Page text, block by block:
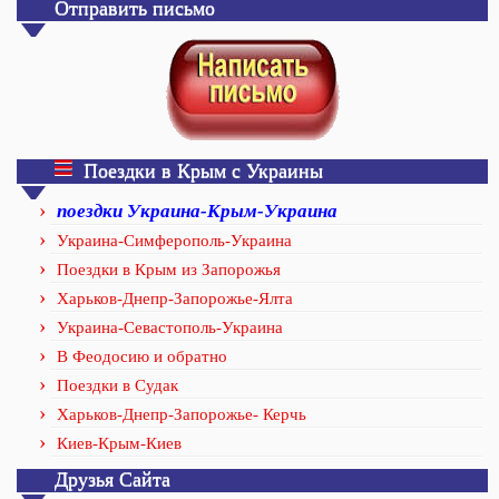
Отправить письмо
Поездки в Крым с Украины
поездки Украина-Крым-Украина
Украина-Симферополь-Украина
Поездки в Крым из Запорожья
Харьков-Днепр-Запорожье-Ялта
Украина-Севастополь-Украина
В Феодосию и обратно
Поездки в Судак
Харьков-Днепр-Запорожье- Керчь
Киев-Крым-Киев
Друзья Сайта